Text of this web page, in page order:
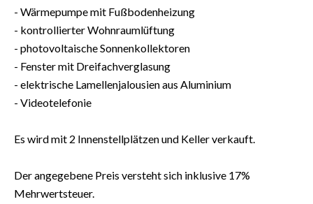
- Wärmepumpe mit Fußbodenheizung
- kontrollierter Wohnraumlüftung
- photovoltaische Sonnenkollektoren
- Fenster mit Dreifachverglasung
- elektrische Lamellenjalousien aus Aluminium
- Videotelefonie
Es wird mit 2 Innenstellplätzen und Keller verkauft.
Der angegebene Preis versteht sich inklusive 17%
Mehrwertsteuer.